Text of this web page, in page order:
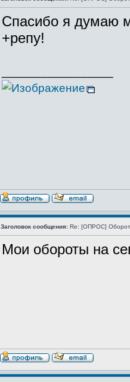
Спасибо я думаю
+репу!
Заголовок сообщения: Re: [ОПРОС]
Мои обороты на